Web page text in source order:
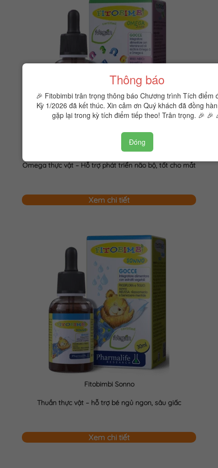
Fitobimbi Omega junior
Omega thực vật – Hỗ trợ phát triển não bộ, tốt cho mắt
Xem chi tiết
Fitobimbi Sonno
Thuần thực vật – hỗ trợ bé ngủ ngon, sâu giấc
Xem chi tiết
Thông báo
🎉 Fitobimbi trân trọng thông báo Chương trình Tích điểm
Kỳ 1/2026 đã kết thúc. Xin cảm ơn Quý khách đã đồng
gặp lại trong kỳ tích điểm tiếp theo! Trân trọng. 🎉 🎉
Đóng